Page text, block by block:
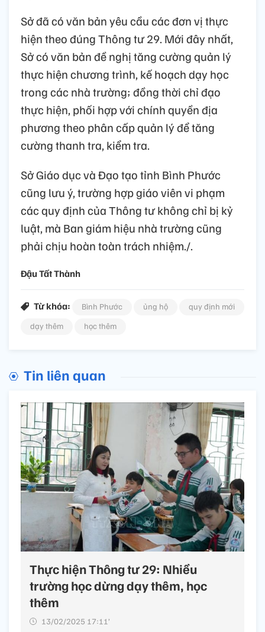
Sở đã có văn bản yêu cầu các đơn vị thực
hiện theo đúng Thông tư 29. Mới đây nhất,
Sở có văn bản đề nghị tăng cường quản lý
thực hiện chương trình, kế hoạch dạy học
trong các nhà trường; đồng thời chỉ đạo
thực hiện, phối hợp với chính quyền địa
phương theo phân cấp quản lý để tăng
cường thanh tra, kiểm tra.
Sở Giáo dục và Đạo tạo tỉnh Bình Phước
cũng lưu ý, trường hợp giáo viên vi phạm
các quy định của Thông tư không chỉ bị kỷ
luật, mà Ban giám hiệu nhà trường cũng
phải chịu hoàn toàn trách nhiệm./.
Đậu Tất Thành
Từ khóa: Bình Phước ủng hộ
quy định mới
dạy thêm
học thêm
Tin liên quan
Thực hiện Thông tư 29: Nhiều
trường học dừng dạy thêm, học
thêm
13/02/2025 17:11’